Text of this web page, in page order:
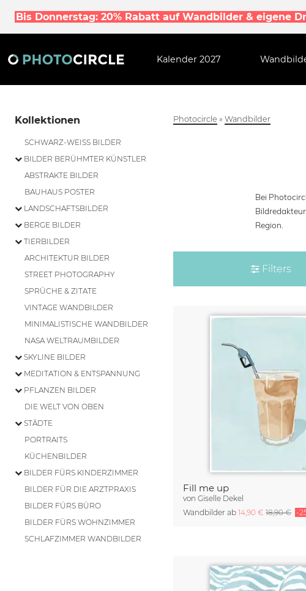
Bis Donnerstag: 20% Rabatt auf Wandbilder & eigene
Kalender 2027
Kollektionen
SCHWARZ-WEISS BILDER
BILDER BERÜHMTER KÜNSTLER
ABSTRAKTE BILDER
BAUHAUS POSTER
LANDSCHAFTSBILDER
BERGE BILDER
TIERBILDER
ARCHITEKTUR BILDER
STREET PHOTOGRAPHY
SPRÜCHE & ZITATE
VINTAGE WANDBILDER
MINIMALISTISCHE WANDBILDER
NASA WELTRAUMBILDER
SKYLINE BILDER
MEDITATION & ENTSPANNUNG
PFLANZEN BILDER
DIE WELT VON OBEN
STÄDTE
PORTRAITS
KÜCHENBILDER
BILDER FÜRS KINDERZIMMER
BILDER FÜR DIE ARZTPRAXIS
BILDER FÜRS BÜRO
BILDER FÜRS WOHNZIMMER
SCHLAFZIMMER WANDBILDER
Photocircle »Wandbilder
Bei
Region.
Filters
Fill me up
vonGiselle Dekel
Wandbilder ab14,90 €18,90 € -